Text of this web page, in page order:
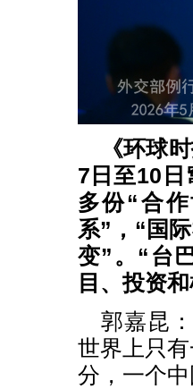
《环球
7日至10日
多份“合
系”，“国
变”。“台
目、投资
郭嘉昆
世界上只
分，一个